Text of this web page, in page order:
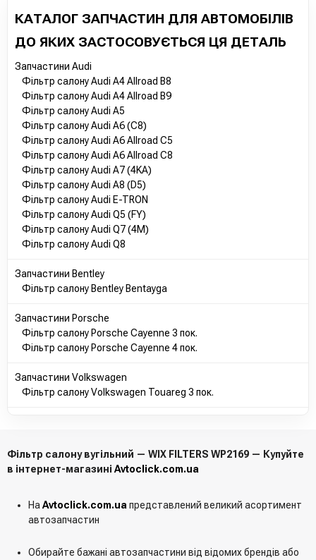
КАТАЛОГ ЗАПЧАСТИН ДЛЯ АВТОМОБІЛІВ
ДО ЯКИХ ЗАСТОСОВУЄТЬСЯ ЦЯ ДЕТАЛЬ
Запчастини Audi
Фільтр салону Audi A4 Allroad B8
Фільтр салону Audi A4 Allroad B9
Фільтр салону Audi A5
Фільтр салону Audi A6 (C8)
Фільтр салону Audi A6 Allroad C5
Фільтр салону Audi A6 Allroad C8
Фільтр салону Audi A7 (4KA)
Фільтр салону Audi A8 (D5)
Фільтр салону Audi E-TRON
Фільтр салону Audi Q5 (FY)
Фільтр салону Audi Q7 (4M)
Фільтр салону Audi Q8
Запчастини Bentley
Фільтр салону Bentley Bentayga
Запчастини Porsche
Фільтр салону Porsche Cayenne 3 пок.
Фільтр салону Porsche Cayenne 4 пок.
Запчастини Volkswagen
Фільтр салону Volkswagen Touareg 3 пок.
Фільтр салону вугільний — WIX FILTERS WP2169 — Купуйте
в інтернет-магазині Avtoclick.com.ua
На Avtoclick.com.ua представлений великий асортимент
автозапчастин
Обирайте бажані автозапчастини від відомих брендів або